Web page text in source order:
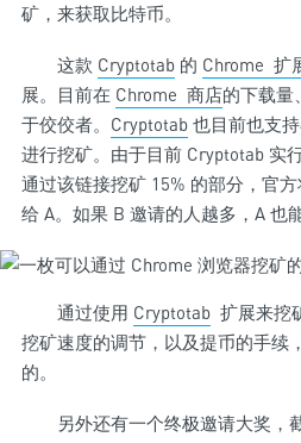
矿，来获取比特币。
这款 Cryptotab 的 Chrome 扩
展。目前在 Chrome 商店的下载量
于佼佼者。 Cryptotab 也目前也支
进行挖矿。由于目前 Cryptotab 实
通过该链接挖矿 15% 的部分，官
给 A。如果 B 邀请的人越多，A 也
通过使用 Cryptotab 扩展来挖
挖矿速度的调节，以及提币的手续
的。
另外还有一个终极邀请大奖，